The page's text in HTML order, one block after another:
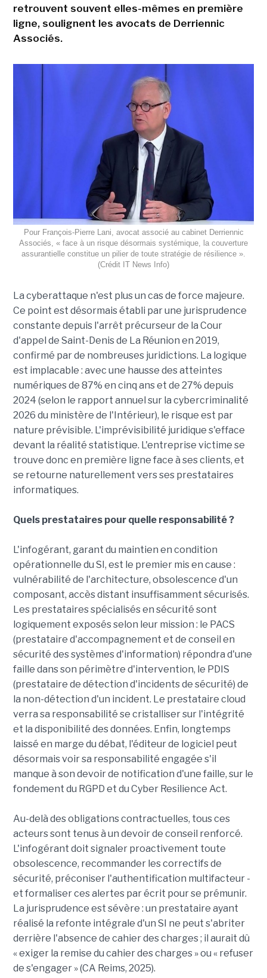
retrouvent souvent elles-mêmes en première
ligne, soulignent les avocats de Derriennic
Associés.
Pour François-Pierre Lani, avocat associé au cabinet Derriennic
Associés, « face à un risque désormais systémique, la couverture
assurantielle constitue un pilier de toute stratégie de résilience ».
(Crédit IT News Info)
La cyberattaque n'est plus un cas de force majeure.
Ce point est désormais établi par une jurisprudence
constante depuis l'arrêt précurseur de la Cour
d'appel de Saint-Denis de La Réunion en 2019,
confirmé par de nombreuses juridictions. La logique
est implacable : avec une hausse des atteintes
numériques de 87% en cinq ans et de 27% depuis
2024 (selon le rapport annuel sur la cybercriminalité
2026 du ministère de l'Intérieur), le risque est par
nature prévisible. L'imprévisibilité juridique s'efface
devant la réalité statistique. L'entreprise victime se
trouve donc en première ligne face à ses clients, et
se retourne naturellement vers ses prestataires
informatiques.
Quels prestataires pour quelle responsabilité ?
L'infogérant, garant du maintien en condition
opérationnelle du SI, est le premier mis en cause :
vulnérabilité de l'architecture, obsolescence d'un
composant, accès distant insuffisamment sécurisés.
Les prestataires spécialisés en sécurité sont
logiquement exposés selon leur mission : le PACS
(prestataire d'accompagnement et de conseil en
sécurité des systèmes d'information) répondra d'une
faille dans son périmètre d'intervention, le PDIS
(prestataire de détection d'incidents de sécurité) de
la non-détection d'un incident. Le prestataire cloud
verra sa responsabilité se cristalliser sur l'intégrité
et la disponibilité des données. Enfin, longtemps
laissé en marge du débat, l'éditeur de logiciel peut
désormais voir sa responsabilité engagée s'il
manque à son devoir de notification d'une faille, sur le
fondement du RGPD et du Cyber Resilience Act.
Au-delà des obligations contractuelles, tous ces
acteurs sont tenus à un devoir de conseil renforcé.
L'infogérant doit signaler proactivement toute
obsolescence, recommander les correctifs de
sécurité, préconiser l'authentification multifacteur -
et formaliser ces alertes par écrit pour se prémunir.
La jurisprudence est sévère : un prestataire ayant
réalisé la refonte intégrale d'un SI ne peut s'abriter
derrière l'absence de cahier des charges ; il aurait dû
« exiger la remise du cahier des charges » ou « refuser
de s'engager » (CA Reims, 2025).